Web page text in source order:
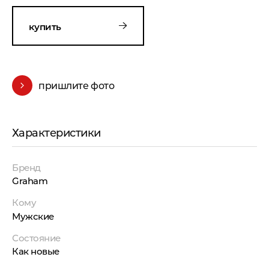
купить
пришлите фото
Характеристики
Бренд
Graham
Кому
Мужские
Состояние
Как новые